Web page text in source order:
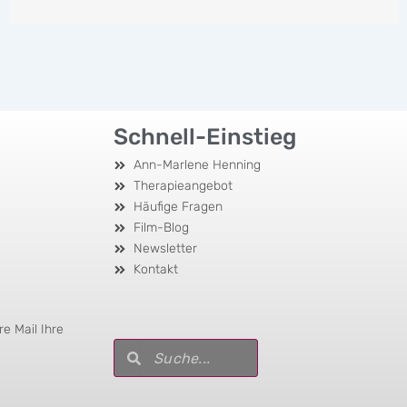
Mail Ihre
Schnell-Einstieg
Ann-Marlene Henning
Therapieangebot
Häufige Fragen
Film-Blog
Newsletter
Kontakt
Suche